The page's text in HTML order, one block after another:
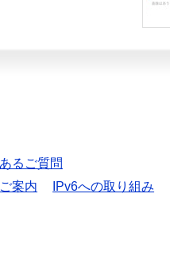
るご質問
案内
IPv6への取り組み